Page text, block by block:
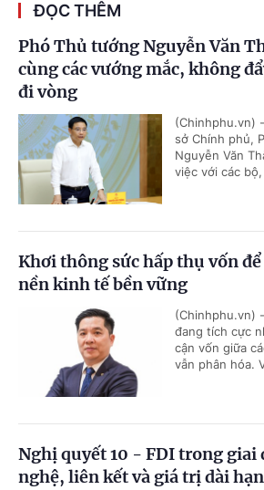
ĐỌC THÊM
Phó Thủ tướng Nguyễn Văn
cùng các vướng mắc, không
đi vòng
(Chinhphu.vn)
sở Chính phủ,
Nguyễn Văn
việc với các
Khơi thông sức hấp thụ vốn
nền kinh tế bền vững
(Chinhphu.vn)
đang tích cực
cận vốn giữa
vẫn phân hóa.
Nghị quyết 10 - FDI trong giai
nghệ, liên kết và giá trị dài hạn